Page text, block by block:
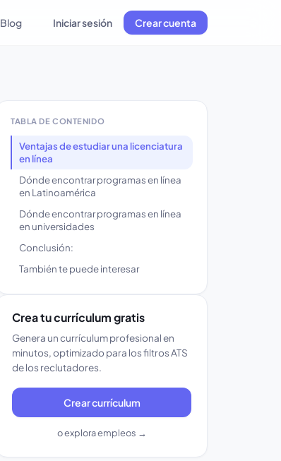
Blog Iniciar sesión Crear cuenta
TABLA DE CONTENIDO
Ventajas de estudiar una licenciatura
en línea
Dónde encontrar programas en línea
en Latinoamérica
Dónde encontrar programas en línea
en universidades
Conclusión:
También te puede interesar
Crea tu currículum gratis
Genera un currículum profesional en
minutos, optimizado para los filtros ATS
de los reclutadores.
Crear currículum
o explora empleos →